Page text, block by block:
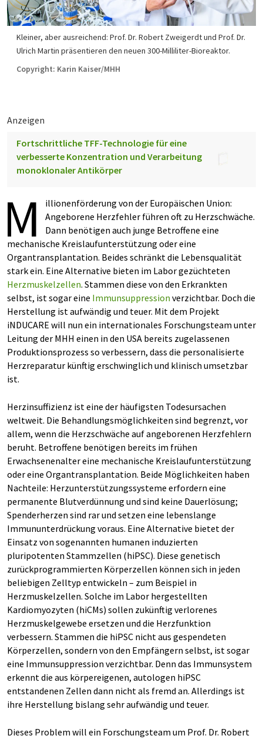
Kleiner, aber ausreichend: Prof. Dr. Robert Zweigerdt und Prof. Dr.
Ulrich Martin präsentieren den neuen 300-Milliliter-Bioreaktor.
Copyright: Karin Kaiser/MHH
Anzeigen
Fortschrittliche TFF-Technologie für eine
verbesserte Konzentration und Verarbeitung
monoklonaler Antikörper
M
illionenförderung von der Europäischen Union:
Angeborene Herzfehler führen oft zu Herzschwäche.
Dann benötigen auch junge Betroffene eine
mechanische Kreislaufunterstützung oder eine
Organtransplantation. Beides schränkt die Lebensqualität
stark ein. Eine Alternative bieten im Labor gezüchteten
Herzmuskelzellen. Stammen diese von den Erkrankten
selbst, ist sogar eine Immunsuppression verzichtbar. Doch die
Herstellung ist aufwändig und teuer. Mit dem Projekt
iNDUCARE will nun ein internationales Forschungsteam unter
Leitung der MHH einen in den USA bereits zugelassenen
Produktionsprozess so verbessern, dass die personalisierte
Herzreparatur künftig erschwinglich und klinisch umsetzbar
ist.
Herzinsuffizienz ist eine der häufigsten Todesursachen
weltweit. Die Behandlungsmöglichkeiten sind begrenzt, vor
allem, wenn die Herzschwäche auf angeborenen Herzfehlern
beruht. Betroffene benötigen bereits im frühen
Erwachsenenalter eine mechanische Kreislaufunterstützung
oder eine Organtransplantation. Beide Möglichkeiten haben
Nachteile: Herzunterstützungssysteme erfordern eine
permanente Blutverdünnung und sind keine Dauerlösung;
Spenderherzen sind rar und setzen eine lebenslange
Immununterdrückung voraus. Eine Alternative bietet der
Einsatz von sogenannten humanen induzierten
pluripotenten Stammzellen (hiPSC). Diese genetisch
zurückprogrammierten Körperzellen können sich in jeden
beliebigen Zelltyp entwickeln – zum Beispiel in
Herzmuskelzellen. Solche im Labor hergestellten
Kardiomyozyten (hiCMs) sollen zukünftig verlorenes
Herzmuskelgewebe ersetzen und die Herzfunktion
verbessern. Stammen die hiPSC nicht aus gespendeten
Körperzellen, sondern von den Empfängern selbst, ist sogar
eine Immunsuppression verzichtbar. Denn das Immunsystem
erkennt die aus körpereigenen, autologen hiPSC
entstandenen Zellen dann nicht als fremd an. Allerdings ist
ihre Herstellung bislang sehr aufwändig und teuer.
Dieses Problem will ein Forschungsteam um Prof. Dr. Robert